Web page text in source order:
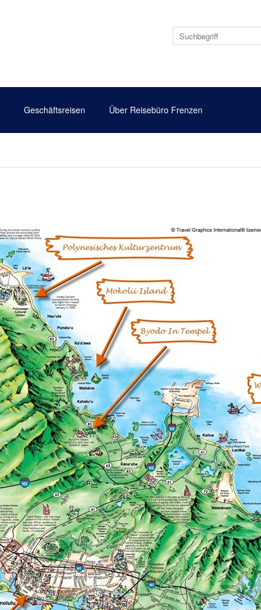
Geschäftsreisen Über Reisebüro Frenzen